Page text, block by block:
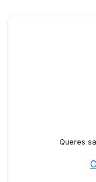
Queres